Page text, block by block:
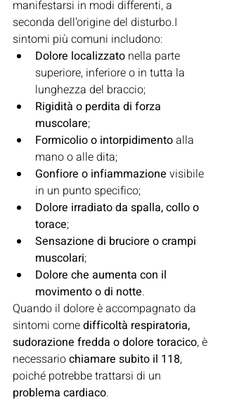
manifestarsi in modi differenti, a
seconda dell’origine del disturbo.I
sintomi più comuni includono:
Dolore localizzato nella parte
superiore, inferiore o in tutta la
lunghezza del braccio;
Rigidità o perdita di forza
muscolare;
Formicolio o intorpidimento alla
mano o alle dita;
Gonfiore o infiammazione visibile
in un punto specifico;
Dolore irradiato da spalla, collo o
torace;
Sensazione di bruciore o crampi
muscolari;
Dolore che aumenta con il
movimento o di notte.
Quando il dolore è accompagnato da
sintomi come difficoltà respiratoria,
sudorazione fredda o dolore toracico, è
necessario chiamare subito il 118,
poiché potrebbe trattarsi di un
problema cardiaco.